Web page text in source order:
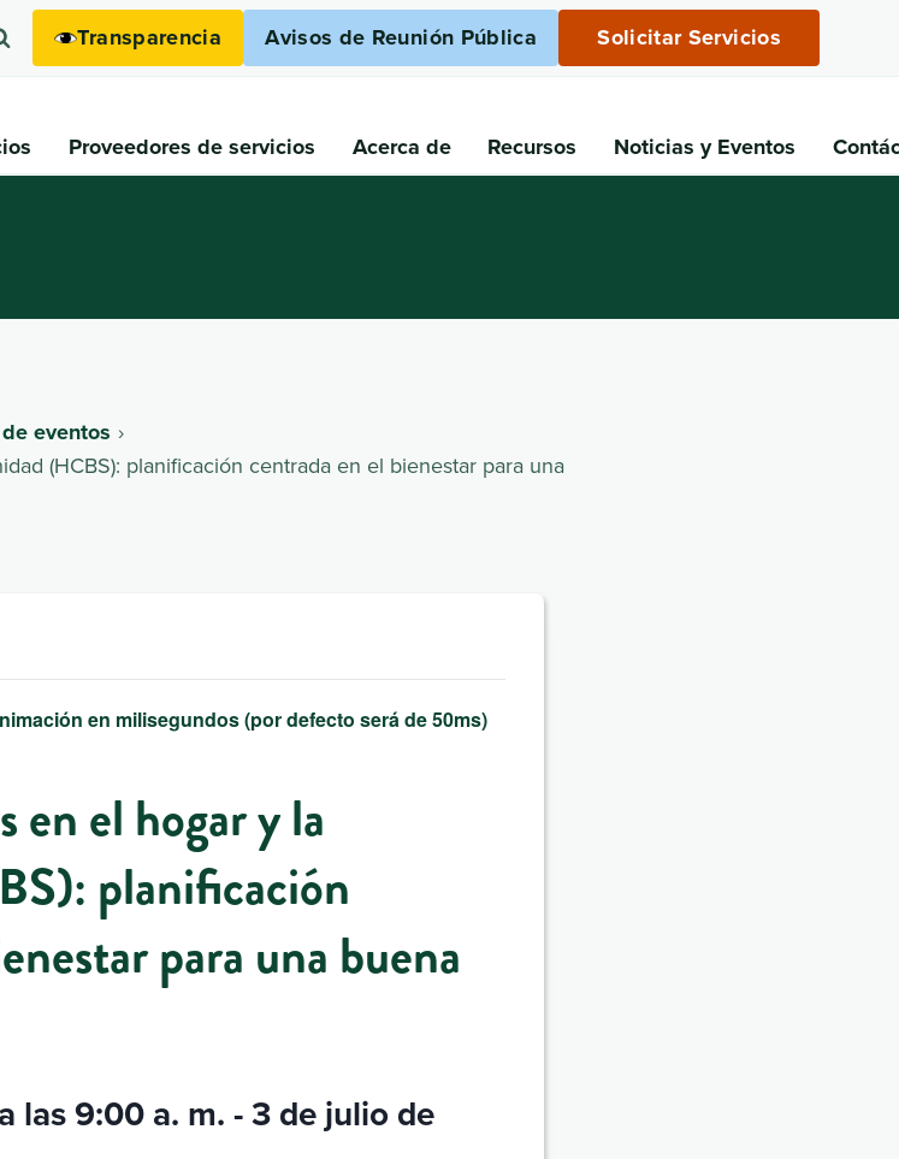
Transparencia Avisos de Reunión Pública Solicitar Servicios
Proveedores de servicios Acerca de Recursos Noticias y Eventos
eventos
(HCBS): planificación centrada en el bienestar para una
en milisegundos (por defecto será de 50ms)
en el hogar y la
planificación
para una buena
las 9:00 a. m.-3 de julio de